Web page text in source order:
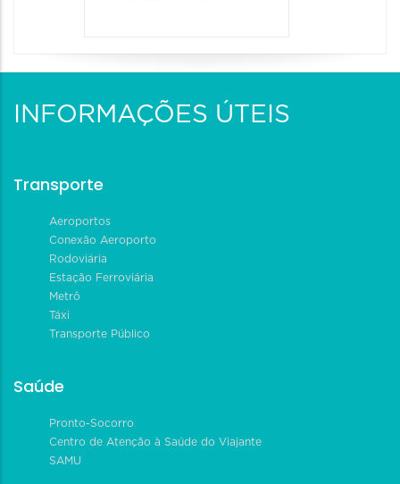
INFORMAÇÕES ÚTEIS
Transporte
Aeroportos
Conexão Aeroporto
Rodoviária
Estação Ferroviária
Metrô
Táxi
Transporte Público
Saúde
Pronto-Socorro
Centro de Atenção à Saúde do Viajante
SAMU